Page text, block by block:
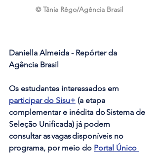
© Tânia Rêgo/Agência Brasil
Daniella Almeida - Repórter da
Agência Brasil
Os estudantes interessados em
participar do Sisu+ (a etapa
complementar e inédita do Sistema de
Seleção Unificada) já podem
consultar as vagas disponíveis no
programa, por meio do Portal Único